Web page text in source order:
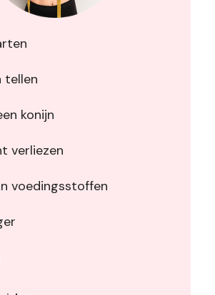
tellen
konijn
verliezen
voedingsstoffen